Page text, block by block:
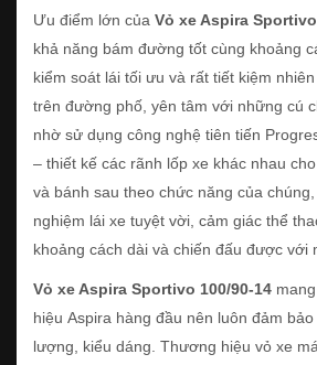
Ưu điểm lớn của Vỏ xe Aspira
khả năng bám đường tốt cùng khoảng
kiểm soát lái tối ưu và rất tiết kiệm
trên đường phố, yên tâm với những cú
nhờ sử dụng công nghệ tiên tiến
– thiết kế các rãnh lốp xe khác nhau
và bánh sau theo chức năng của
nghiệm lái xe tuyệt vời, cảm giác thể
khoảng cách dài và chiến đấu được với
Vỏ xe Aspira Sportivo 100/90-14
hiệu Aspira hàng đầu nên luôn đảm
lượng, kiểu dáng. Thương hiệu vỏ xe